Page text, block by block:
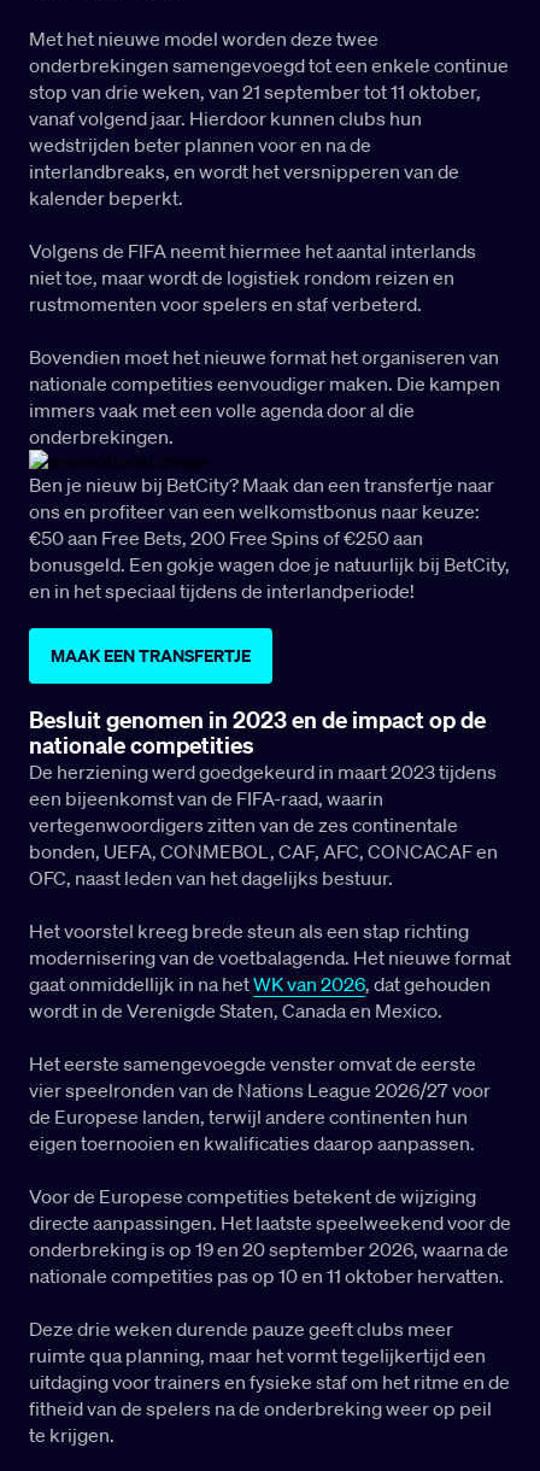
Met het nieuwe model worden deze twee
onderbrekingen samengevoegd tot een enkele continue
stop van drie weken, van 21 september tot 11 oktober,
vanaf volgend jaar. Hierdoor kunnen clubs hun
wedstrijden beter plannen voor en na de
interlandbreaks, en wordt het versnipperen van de
kalender beperkt.
Volgens de FIFA neemt hiermee het aantal interlands
niet toe, maar wordt de logistiek rondom reizen en
rustmomenten voor spelers en staf verbeterd.
Bovendien moet het nieuwe format het organiseren van
nationale competities eenvoudiger maken. Die kampen
immers vaak met een volle agenda door al die
onderbrekingen.
Ben je nieuw bij BetCity? Maak dan een transfertje naar
ons en profiteer van een welkomstbonus naar keuze:
€50 aan Free Bets, 200 Free Spins of €250 aan
bonusgeld. Een gokje wagen doe je natuurlijk bij BetCity,
en in het speciaal tijdens de interlandperiode!
MAAK EEN TRANSFERTJE
Besluit genomen in 2023 en de impact op de
nationale competities
De herziening werd goedgekeurd in maart 2023 tijdens
een bijeenkomst van de FIFA-raad, waarin
vertegenwoordigers zitten van de zes continentale
bonden, UEFA, CONMEBOL, CAF, AFC, CONCACAF en
OFC, naast leden van het dagelijks bestuur.
Het voorstel kreeg brede steun als een stap richting
modernisering van de voetbalagenda. Het nieuwe format
gaat onmiddellijk in na hetWK van 2026, dat gehouden
wordt in de Verenigde Staten, Canada en Mexico.
Het eerste samengevoegde venster omvat de eerste
vier speelronden van de Nations League 2026/27 voor
de Europese landen, terwijl andere continenten hun
eigen toernooien en kwalificaties daarop aanpassen.
Voor de Europese competities betekent de wijziging
directe aanpassingen. Het laatste speelweekend voor de
onderbreking is op 19 en 20 september 2026, waarna de
nationale competities pas op 10 en 11 oktober hervatten.
Deze drie weken durende pauze geeft clubs meer
ruimte qua planning, maar het vormt tegelijkertijd een
uitdaging voor trainers en fysieke staf om het ritme en de
fitheid van de spelers na de onderbreking weer op peil
te krijgen.